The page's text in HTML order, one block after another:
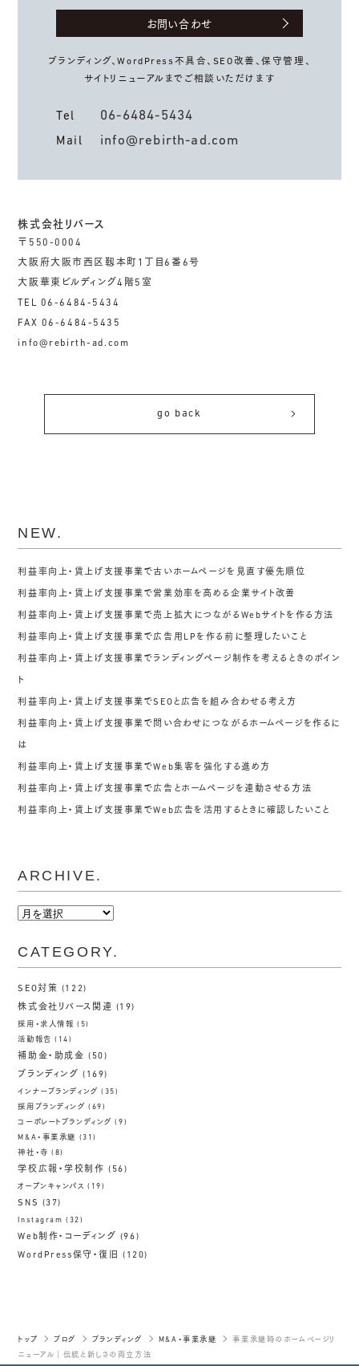
お問い合わせ
ブランディング、WordPress不具合、 SEO改善、保守管理、
サイトリニューアルまでご相談いただけます
Tel 06-6484-5434
Mail info@rebirth-ad.com
株式会社リバース
〒550-0004
大阪府大阪市西区靱本町1丁目6番6号
大阪華東ビルディング4階5室
TEL 06-6484-5434
FAX 06-6484-5435
info@rebirth-ad.com
go back
NEW.
利益率向上・賃上げ支援事業で古いホームページを見直す優先順位
利益率向上・賃上げ支援事業で営業効率を高める企業サイト改善
利益率向上・賃上げ支援事業で売上拡大につながるWebサイトを作る方法
利益率向上・賃上げ支援事業で広告用LPを作る前に整理したいこと
利益率向上・賃上げ支援事業でランディングページ制作を考えるときのポイン
ト
利益率向上・賃上げ支援事業でSEOと広告を組み合わせる考え方
利益率向上・賃上げ支援事業で問い合わせにつながるホームページを作るに
は
利益率向上・賃上げ支援事業でWeb集客を強化する進め方
利益率向上・賃上げ支援事業で広告とホームページを連動させる方法
利益率向上・賃上げ支援事業でWeb広告を活用するときに確認したいこと
ARCHIVE.
ARCHIVE.
CATEGORY.
SEO対策 (122)
株式会社リバース関連 (19)
採用・求人情報 (5)
活動報告 (14)
補助金・助成金 (50)
ブランディング (169)
インナーブランディング (35)
採用ブランディング (69)
コーポレートブランディング (9)
M&A・事業承継 (31)
神社・寺 (8)
学校広報・学校制作 (56)
オープンキャンパス (19)
SNS (37)
Instagram (32)
Web制作・コーディング (96)
WordPress保守・復旧 (120)
トップ ブログ ブランディング M&A・事業承継 事業承継時のホームページリ
ニューアル｜伝統と新しさの両立方法